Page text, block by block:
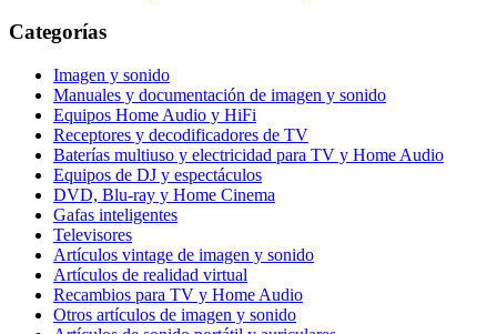
Categorías
Imagen y sonido
Manuales y documentación de imagen y sonido
Equipos Home Audio y HiFi
Receptores y decodificadores de TV
Baterías multiuso y electricidad para TV y Home Audio
Equipos de DJ y espectáculos
DVD, Blu-ray y Home Cinema
Gafas inteligentes
Televisores
Artículos vintage de imagen y sonido
Artículos de realidad virtual
Recambios para TV y Home Audio
Otros artículos de imagen y sonido